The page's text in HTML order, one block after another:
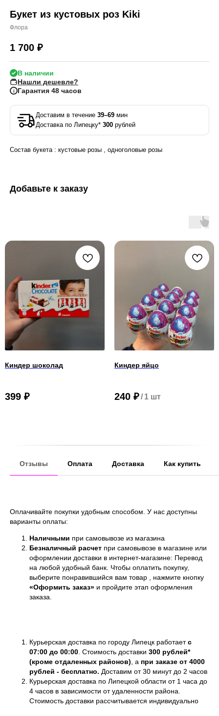
Букет из кустовых роз Kiki
Флора
1 700 ₽
В наличии
Нашли дешевле?
i Гарантия 48 часов
Доставим в течение 39–69 мин
Доставка по Липецку* 300 рублей
Состав букета : кустовые розы , одноголовые розы
Добавьте к заказу
Киндер шоколад
399 ₽
Киндер яйцо
240 ₽/ 1 шт
Отзывы Оплата Доставка Как купить
Оплачивайте покупки удобным способом. У нас доступны
варианты оплаты:
Наличными при самовывозе из магазина
Безналичный расчет при самовывозе в магазине или
оформлении доставки в интернет-магазине: Перевод
на любой удобный банк. Чтобы оплатить покупку,
выберите понравившийся вам товар , нажмите кнопку
«Оформить заказ» и пройдите этап оформления
заказа.
Курьерская доставка по городу Липецк работаетс
07:00 до 00:00 . Стоимость доставки 300 рублей*
(кроме отдаленных районов) а при заказе от 4000
рублей - бесплатно. Доставим от 30 минут до 2 часов
Курьерская доставка по Липецкой области от 1 часа до
4 часов в зависимости от удаленности района.
Стоимость доставки рассчитывается индивидуально